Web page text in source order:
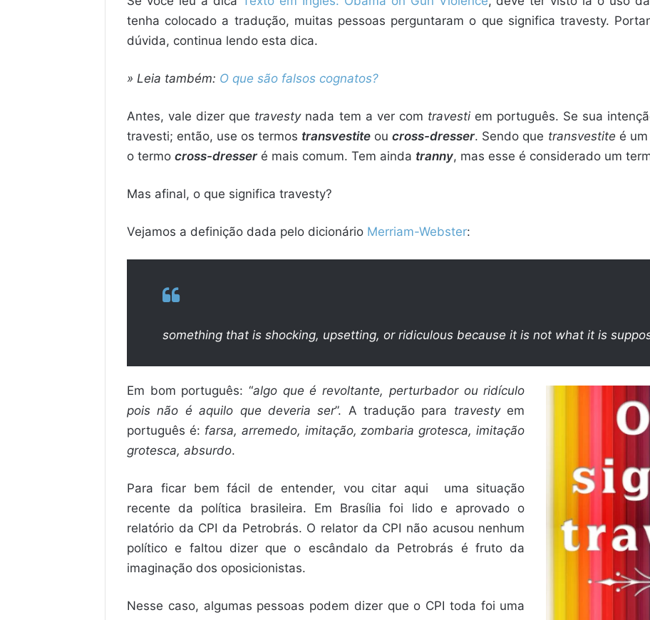
tenha colocado a tradução, muitas pessoas perguntaram o que significa travesty.
dúvida, continua lendo esta dica.
» Leia também: O que são falsos cognatos?
Antes, vale dizer que travestynada tem a ver com travestiem português. Se sua
travesti; então, use os termos transvestite oucross-dresser. Sendo que transvestite é
o termo cross-dresser é mais comum. Tem ainda tranny, mas esse é considerado um
Mas afinal, o que significa travesty?
Vejamos a definição dada pelo dicionário Merriam-Webster:
something that is shocking, upsetting, or ridiculous because it is not what it is
Em bom português: “algo que é revoltante, perturbador ou ridículo
pois não é aquilo que deveria ser”. A tradução para travestyem
português é: farsa, arremedo, imitação, zombaria grotesca, imitação
grotesca, absurdo.
Para ficar bem fácil de entender, vou citar aqui uma situação
recente da política brasileira. Em Brasília foi lido e aprovado o
relatório da CPI da Petrobrás. O relator da CPI não acusou nenhum
político e faltou dizer que o escândalo da Petrobrás é fruto da
imaginação dos oposicionistas.
Nesse caso, algumas pessoas podem dizer que o CPI toda foi uma